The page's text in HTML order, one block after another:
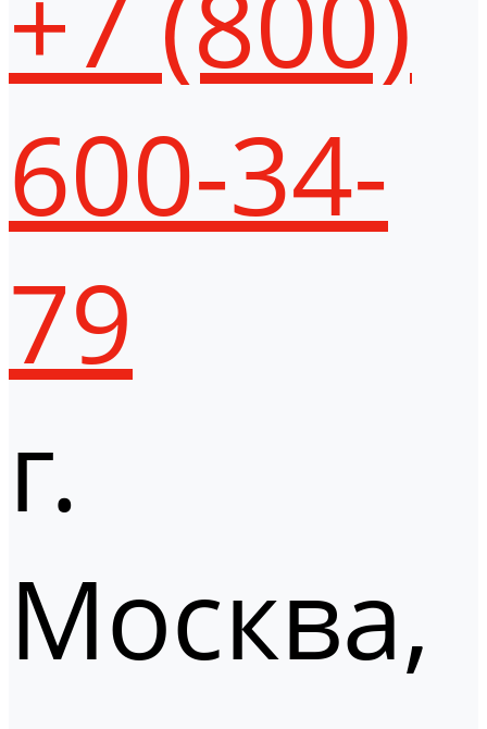
600-34-
79
г.
Москва,